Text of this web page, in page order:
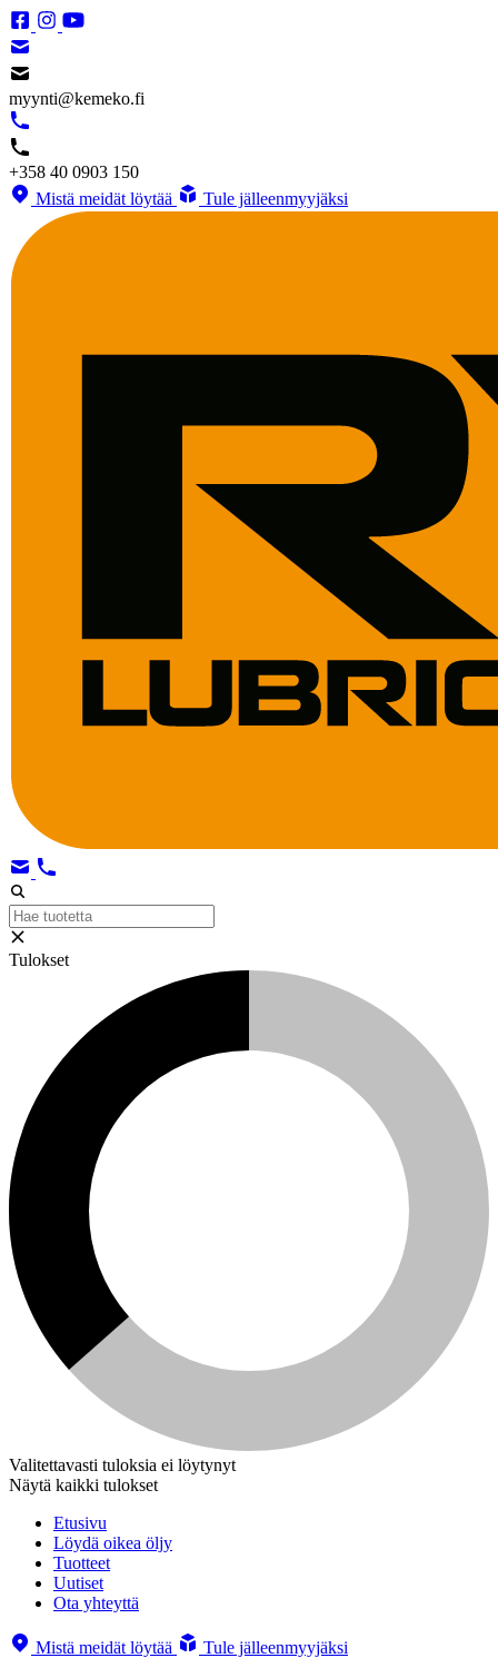
myynti@kemeko.fi
+358 40 0903 150
Mistä meidät löytää
Tule jälleenmyyjäksi
Tulokset
Valitettavasti tuloksia ei löytynyt
Näytä kaikki tulokset
Etusivu
Löydä oikea öljy
Tuotteet
Uutiset
Ota yhteyttä
Mistä meidät löytää Tule jälleenmyyjäksi